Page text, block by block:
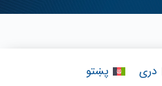
دری
پښتو